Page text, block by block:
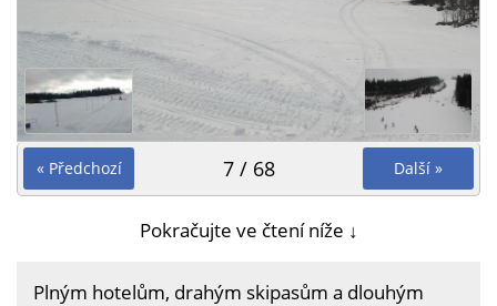
« Předchozí Další »
7 / 68
Pokračujte ve čtení níže ↓
Plným hotelům, drahým skipasům a dlouhým